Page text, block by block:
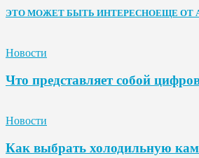
ЭТО МОЖЕТ БЫТЬ ИНТЕРЕСНОЕЩЕ ОТ
Новости
Что представляет собой
Новости
Как выбрать холодильную